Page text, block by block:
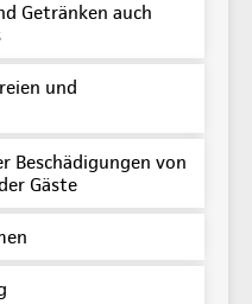
Getränken auch
und
Beschädigungen von
Gäste